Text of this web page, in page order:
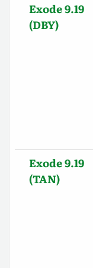
Exode 9.19
(DBY)
Exode 9.19
(TAN)